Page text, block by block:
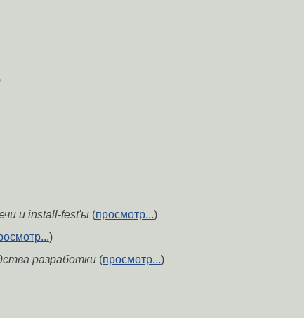
и install-fest'ы (просмотр...)
)
разработки (просмотр...)